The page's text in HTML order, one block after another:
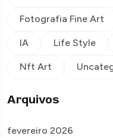
Fotografia Fine Art
IA Life Style
Nft Art
Arquivos
fevereiro 2026